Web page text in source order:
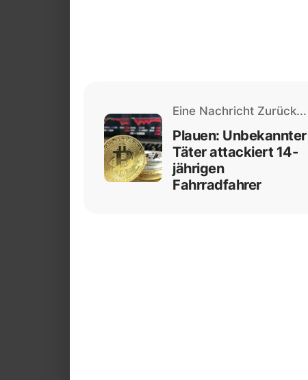
Eine Nachricht Zurück...
Plauen: Unbekannter
Täter attackiert 14-
jährigen
Fahrradfahrer